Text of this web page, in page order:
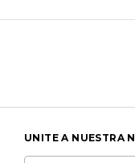
UNITE A NUESTRA